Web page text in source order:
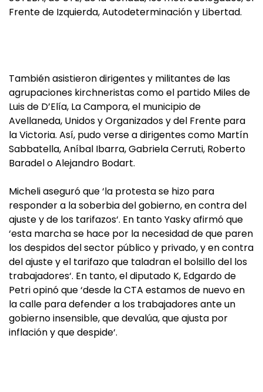
Frente de Izquierda, Autodeterminación y Libertad.
También asistieron dirigentes y militantes de las
agrupaciones kirchneristas como el partido Miles de
Luis de D’Elía, La Campora, el municipio de
Avellaneda, Unidos y Organizados y del Frente para
la Victoria. Así, pudo verse a dirigentes como Martín
Sabbatella, Aníbal Ibarra, Gabriela Cerruti, Roberto
Baradel o Alejandro Bodart.
Micheli aseguró que ‘la protesta se hizo para
responder a la soberbia del gobierno, en contra del
ajuste y de los tarifazos‘. En tanto Yasky afirmó que
‘esta marcha se hace por la necesidad de que paren
los despidos del sector público y privado, y en contra
del ajuste y el tarifazo que taladran el bolsillo del los
trabajadores‘. En tanto, el diputado K, Edgardo de
Petri opinó que ‘desde la CTA estamos de nuevo en
la calle para defender a los trabajadores ante un
gobierno insensible, que devalúa, que ajusta por
inflación y que despide‘.